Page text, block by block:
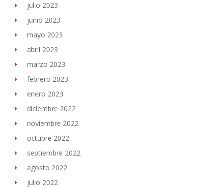
julio 2023
junio 2023
mayo 2023
abril 2023
marzo 2023
febrero 2023
enero 2023
diciembre 2022
noviembre 2022
octubre 2022
septiembre 2022
agosto 2022
julio 2022